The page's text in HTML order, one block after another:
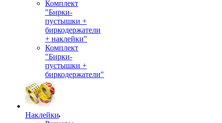
Комплект
"Бирки-
пустышки +
биркодержатели
+ наклейки"
Комплект
"Бирки-
пустышки +
биркодержатели"
Наклейки